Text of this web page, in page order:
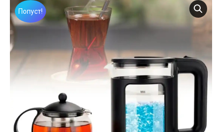
Попуст!